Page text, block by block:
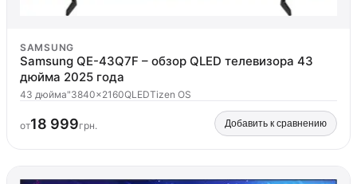
SAMSUNG
Samsung QE-43Q7F – обзор QLED телевизора 43
дюйма 2025 года
43 дюйма"3840x2160QLEDTizen OS
от18 999грн. Добавить к сравнению